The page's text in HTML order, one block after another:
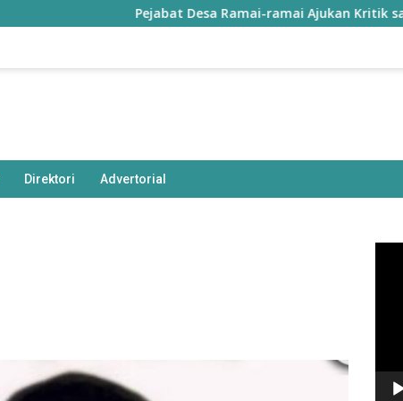
Pejabat Desa Ramai-ramai Ajukan Kritik saat
Direktori Advertorial